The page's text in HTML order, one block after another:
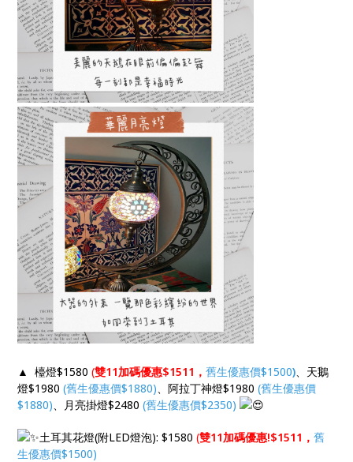
▲ 檯燈$1580(雙11加碼優惠$1511，舊生優惠價$1500) 、天鵝
燈$1980 (舊生優惠價$1880) 、阿拉丁神燈$1980(舊生優惠價
$1880) 、月亮掛燈$2480 (舊生優惠價$2350)
土耳其花燈(附LED燈泡)​: $1580(雙11加碼優惠!$1511，舊
生優惠價$1500)